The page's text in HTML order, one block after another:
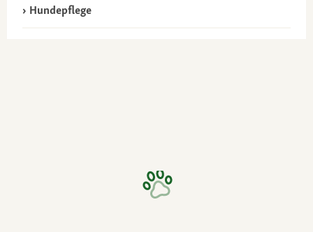
Hundepflege